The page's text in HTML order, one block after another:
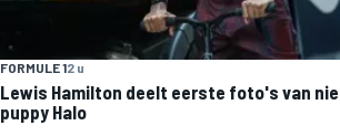
MEER RACEKLASSEN
FORMULE 12 u
Lewis Hamilton deelt eerste foto's van
puppy Halo